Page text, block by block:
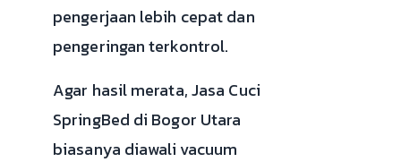
pengerjaan lebih cepat dan
pengeringan terkontrol.
Agar hasil merata, Jasa Cuci
SpringBed di Bogor Utara
biasanya diawali vacuum